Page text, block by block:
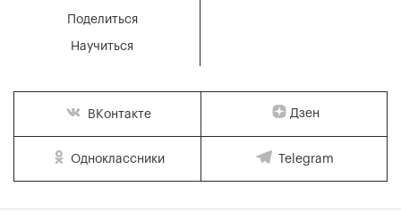
Поделиться
Научиться
ВКонтакте Дзен
Одноклассники Telegram